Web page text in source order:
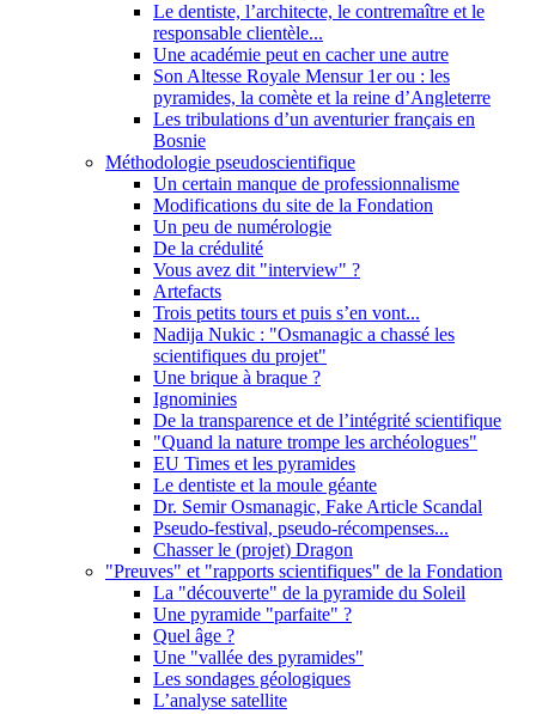
Le dentiste, l’architecte, le contremaître et le
responsable clientèle...
Une académie peut en cacher une autre
Son Altesse Royale Mensur 1er ou : les
pyramides, la comète et la reine d’Angleterre
Les tribulations d’un aventurier français en
Bosnie
Méthodologie pseudoscientifique
Un certain manque de professionnalisme
Modifications du site de la Fondation
Un peu de numérologie
De la crédulité
Vous avez dit "interview" ?
Artefacts
Trois petits tours et puis s’en vont...
Nadija Nukic : "Osmanagic a chassé les
scientifiques du projet"
Une brique à braque ?
Ignominies
De la transparence et de l’intégrité scientifique
"Quand la nature trompe les archéologues"
EU Times et les pyramides
Le dentiste et la moule géante
Dr. Semir Osmanagic, Fake Article Scandal
Pseudo-festival, pseudo-récompenses...
Chasser le (projet) Dragon
"Preuves" et "rapports scientifiques" de la Fondation
La "découverte" de la pyramide du Soleil
Une pyramide "parfaite" ?
Quel âge ?
Une "vallée des pyramides"
Les sondages géologiques
L’analyse satellite